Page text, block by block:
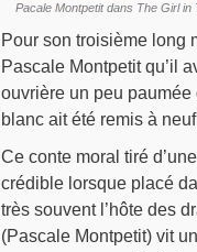
Pacale Montpetit dans The Girl
Pour son troisième long
Pascale Montpetit qu’il
ouvrière un peu
blanc ait été remis à
Ce conte moral tiré
crédible lorsque placé
très souvent l’hôte des
(Pascale Montpetit) vit